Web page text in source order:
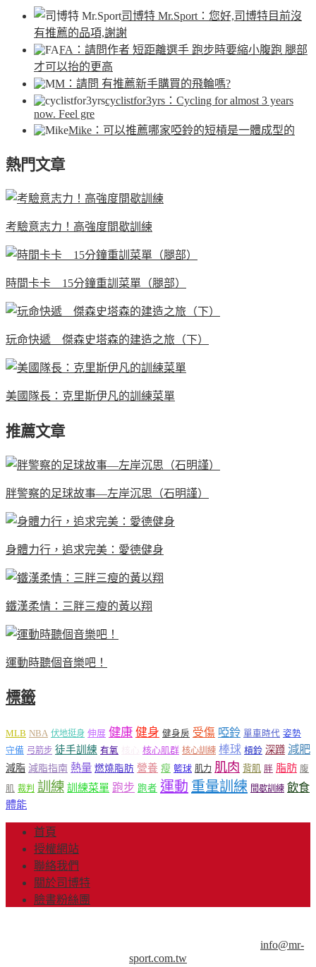
司博特 Mr.Sport ：您好,司博特目前沒
有推薦的品項,謝謝
FA ：請問作者 短距離選手 跑步時要縮小腹跑 腿部
才可以抬的更高
M ：請問 有推薦新手購買的飛輪嗎?
cyclistfor3yrs ：Cycling for almost 3 years
now. Feel gre
Mike ：可以推薦哪家啞鈴的短槓是一體成型的
熱門文章
考驗意志力！高強度間歇訓練
時間卡卡 15分鐘重訓菜單（腿部）
玩命快遞 傑森史塔森的建造之旅（下）
美國隊長：克里斯伊凡的訓練菜單
推薦文章
胖警察的足球故事—左岸沉思（石明謹）
身體力行，追求完美：愛德健身
鐵漢柔情：三胖三瘦的黃以翔
運動時聽個音樂吧！
標籤
MLB NBA 伏地挺身 伸展 健康 健身 健身房 受傷 啞鈴 單車時代 姿勢
守備 弓箭步 徒手訓練 有氧 核心肌群 核心訓練 棒球 槓鈴 深蹲 減肥
減脂 減脂指南 熱量 燃燒脂肪 營養 瘦 籃球 肌力 肌肉 背肌 胖 脂肪 腹
肌 裁判 訓練 訓練菜單 跑步 跑者 運動 重量訓練 間歇訓練 飲食
體能
首頁
授權網站
聯絡我們
關於司博特
臉書粉絲團
info@mr-
sport.com.tw